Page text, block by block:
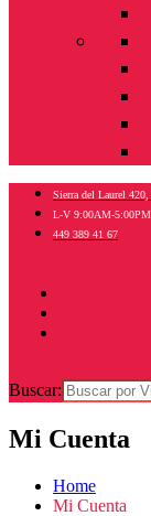
Sierra del Laurel
L-V 9:00AM-
449 389 41 67
Buscar:
Mi Cuenta
Home
Mi Cuenta